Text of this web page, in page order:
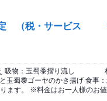
（税・サービス
え 吸物：玉蜀黍摺り流し
玉蜀黍ゴーヤのかき揚げ 食事
ます。 ※料金はお一人様のお値